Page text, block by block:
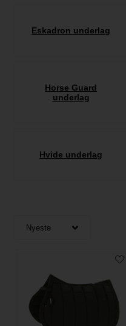
Eskadron underlag
Horse Guard
underlag
Hvide underlag